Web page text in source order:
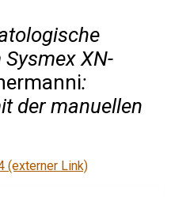
XN-
:
der manuellen
(externer Link)